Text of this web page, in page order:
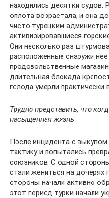
находились десятки судов.
оплота возрастала, и она
чисто турецким
активизировавшиеся
Они несколько раз
расположенные снаружи
продовольственные
длительная блокада
голода умерли практически
Трудно представить, что
насыщенная жизнь
После инцидента с выкупом
тактику и попытались
союзников. С одной
стали жениться на дочерях
стороны начали активно
этот период турки начали